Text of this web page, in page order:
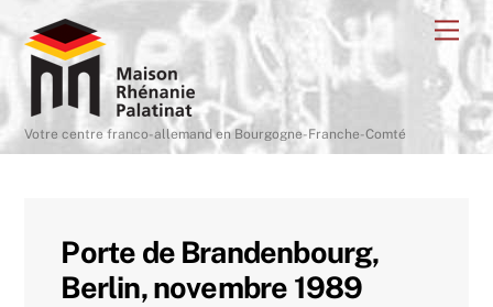
content
Votre centre franco-allemand en Bourgogne-Franche-Comté
Porte de Brandenbourg,
Berlin, novembre 1989